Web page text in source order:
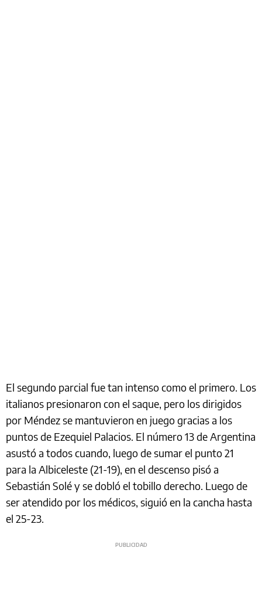
El segundo parcial fue tan intenso como el primero. Los
italianos presionaron con el saque, pero los dirigidos
por Méndez se mantuvieron en juego gracias a los
puntos de Ezequiel Palacios. El número 13 de Argentina
asustó a todos cuando, luego de sumar el punto 21
para la Albiceleste (21-19), en el descenso pisó a
Sebastián Solé y se dobló el tobillo derecho. Luego de
ser atendido por los médicos, siguió en la cancha hasta
el 25-23.